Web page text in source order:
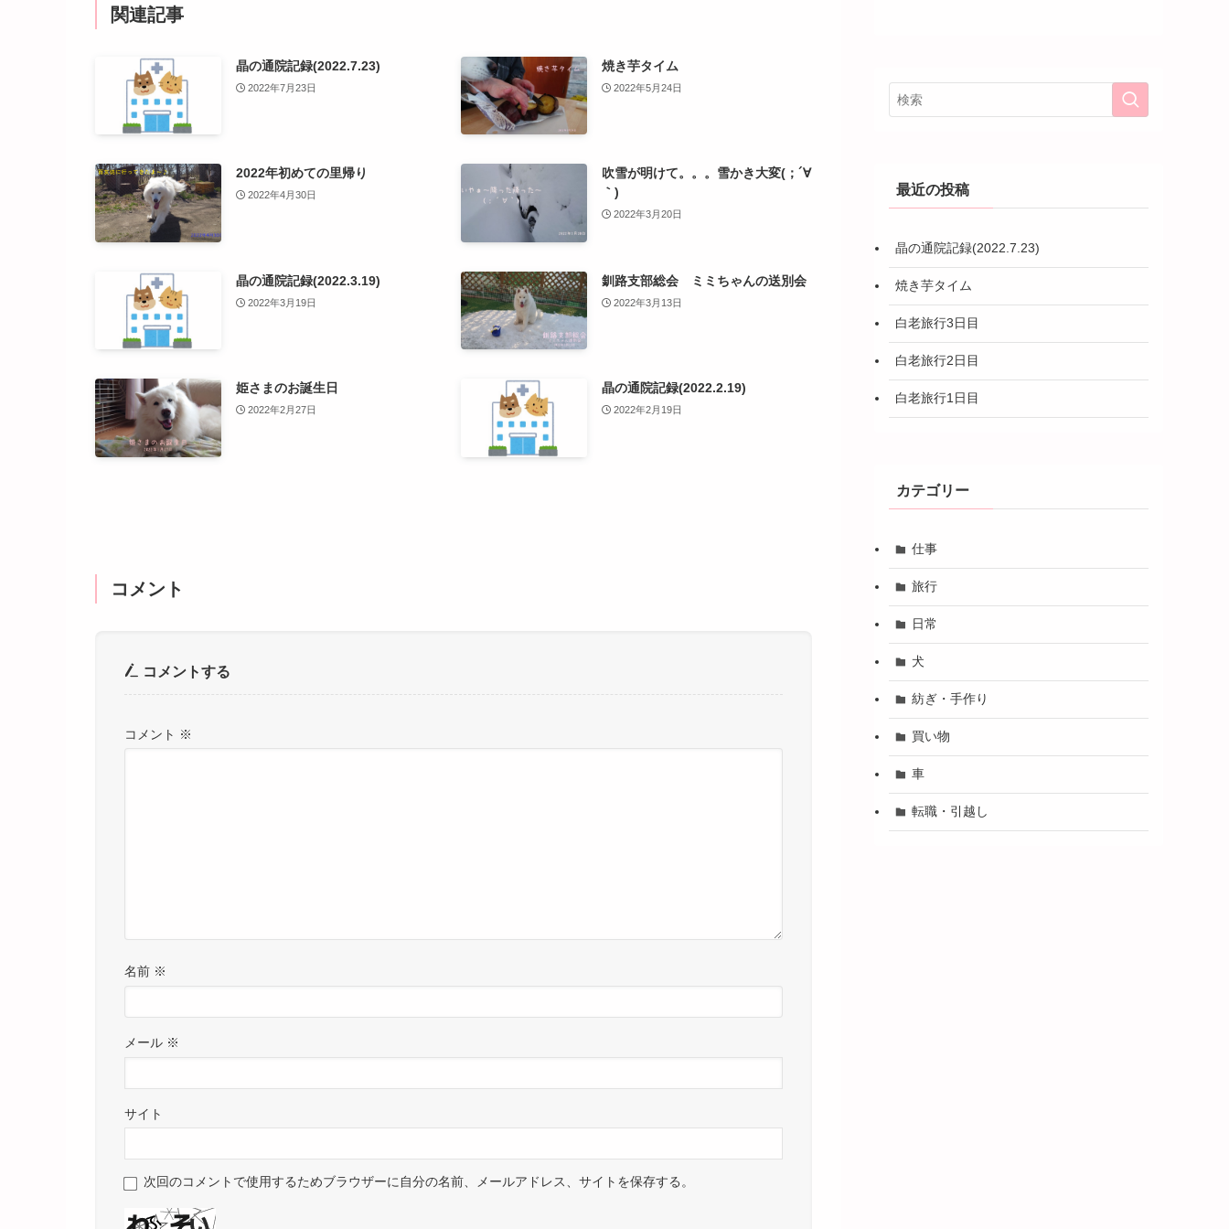
関連記事
晶の通院記録(2022.7.23)
2022年7月23日
焼き芋タイム
2022年5月24日
2022年初めての里帰り
2022年4月30日
吹雪が明けて。。。雪かき大変(；´∀
｀)
2022年3月20日
晶の通院記録(2022.3.19)
2022年3月19日
釧路支部総会 ミミちゃんの送別会
2022年3月13日
姫さまのお誕生日
2022年2月27日
晶の通院記録(2022.2.19)
2022年2月19日
コメント
コメントする
コメント ※
名前 ※
メール ※
サイト
次回のコメントで使用するためブラウザーに自分の名前、メールアドレス、サイトを保存する。
最近の投稿
晶の通院記録(2022.7.23)
焼き芋タイム
白老旅行3日目
白老旅行2日目
白老旅行1日目
カテゴリー
仕事
旅行
日常
犬
紡ぎ・手作り
買い物
車
転職・引越し